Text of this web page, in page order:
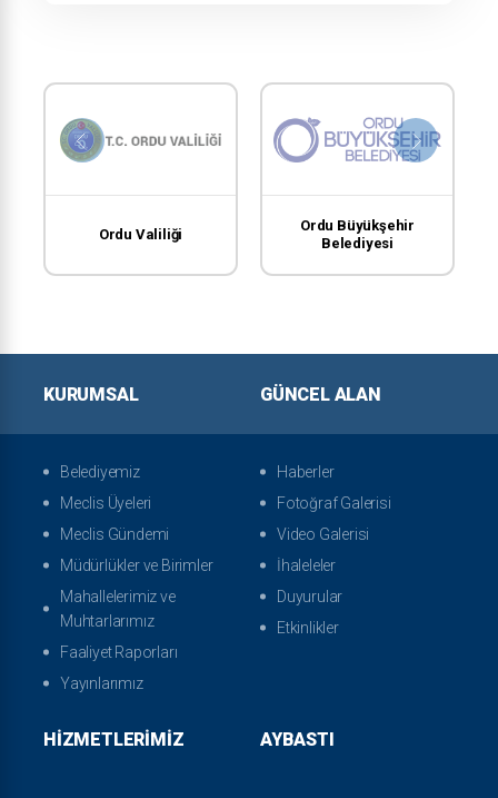
Ordu Valiliği
Ordu Büyükşehir
Belediyesi
KURUMSAL
Belediyemiz
Meclis Üyeleri
Meclis Gündemi
Müdürlükler ve Birimler
Mahallelerimiz ve
Muhtarlarımız
Faaliyet Raporları
Yayınlarımız
GÜNCEL ALAN
Haberler
Fotoğraf Galerisi
Video Galerisi
İhaleleler
Duyurular
Etkinlikler
HIZMETLERIMIZ AYBASTI